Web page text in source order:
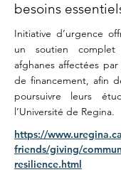
besoins
Initiative d’urgence
un soutien
afghanes affectées
de financement, afin
poursuivre leurs
l’Université de Regina.
https://
friends/giving/
resilience.html